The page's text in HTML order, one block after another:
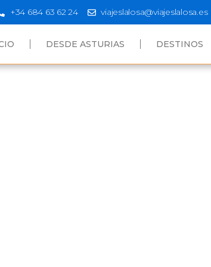
+34 684 63 62 24 viajeslalosa@viajeslalosa.es
DESDE ASTURIAS DESTINOS